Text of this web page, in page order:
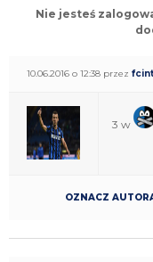
Nie jesteś
10.06.2016 o 12:38 przez
3 w
OZNACZ